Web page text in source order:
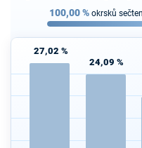
100,00% okrsků
27,02 %
24,09 %